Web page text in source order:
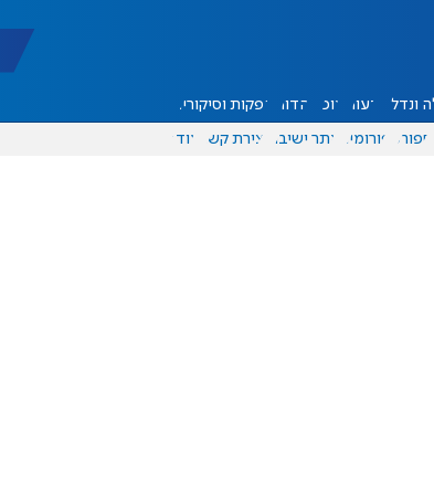
ונדל"ן דעות אוכל יהדות הפקות וסיקורים
ספורט פורומים אתר ישיבה יצירת קשר עוד